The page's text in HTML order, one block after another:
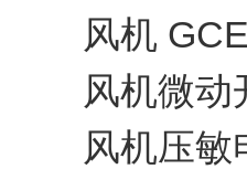
风机
风机微
风机压